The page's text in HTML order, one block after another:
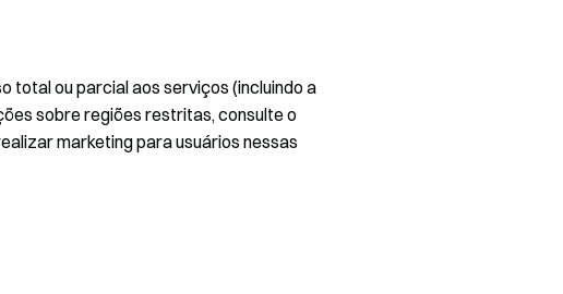
total ou parcial aos serviços (incluindo a
sobre regiões restritas, consulte o
marketing para usuários nessas